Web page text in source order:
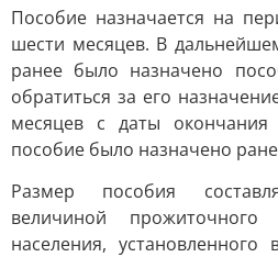
Пособие назначается на
шести месяцев. В
ранее было назначено
обратиться за его
месяцев с даты
пособие было назначено
Размер пособия
величиной
населения,